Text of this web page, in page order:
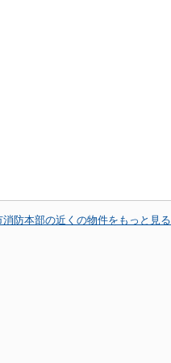
消防本部の近くの物件をもっと見る